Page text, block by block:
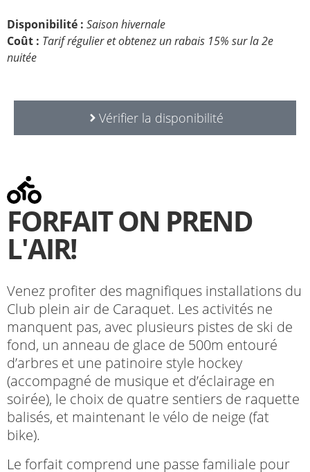
Disponibilité : Saison hivernale
Coût : Tarif régulier et obtenez un rabais 15% sur la 2e
nuitée
Vérifier la disponibilité
FORFAIT ON PREND
L'AIR!
Venez profiter des magnifiques installations du
Club plein air de Caraquet. Les activités ne
manquent pas, avec plusieurs pistes de ski de
fond, un anneau de glace de 500m entouré
d’arbres et une patinoire style hockey
(accompagné de musique et d’éclairage en
soirée), le choix de quatre sentiers de raquette
balisés, et maintenant le vélo de neige (fat
bike).
Le forfait comprend une passe familiale pour